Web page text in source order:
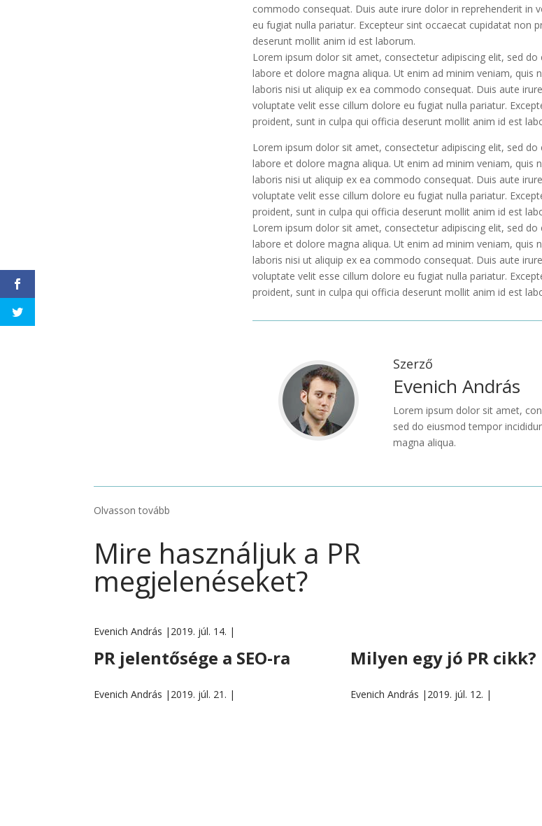
commodo consequat. Duis aute irure dolor in reprehenderit in
eu fugiat nulla pariatur. Excepteur sint occaecat cupidatat non
deserunt mollit anim id est laborum.
Lorem ipsum dolor sit amet, consectetur adipiscing elit, sed
labore et dolore magna aliqua. Ut enim ad minim veniam, quis
laboris nisi ut aliquip ex ea commodo consequat. Duis aute
voluptate velit esse cillum dolore eu fugiat nulla pariatur.
proident, sunt in culpa qui officia deserunt mollit anim id est
Lorem ipsum dolor sit amet, consectetur adipiscing elit, sed
labore et dolore magna aliqua. Ut enim ad minim veniam, quis
laboris nisi ut aliquip ex ea commodo consequat. Duis aute
voluptate velit esse cillum dolore eu fugiat nulla pariatur.
proident, sunt in culpa qui officia deserunt mollit anim id est
Lorem ipsum dolor sit amet, consectetur adipiscing elit, sed
labore et dolore magna aliqua. Ut enim ad minim veniam, quis
laboris nisi ut aliquip ex ea commodo consequat. Duis aute
voluptate velit esse cillum dolore eu fugiat nulla pariatur.
proident, sunt in culpa qui officia deserunt mollit anim id est
Szerző
Evenich András
Lorem ipsum dolor sit amet,
sed do eiusmod tempor
magna aliqua.
Olvasson tovább
Mire használjuk a PR
megjelenéseket?
Evenich András | 2019. júl. 14. |
PR jelentősége a SEO-ra
Evenich András | 2019. júl. 21. |
Milyen egy jó PR cikk?
Evenich András | 2019. júl. 12. |